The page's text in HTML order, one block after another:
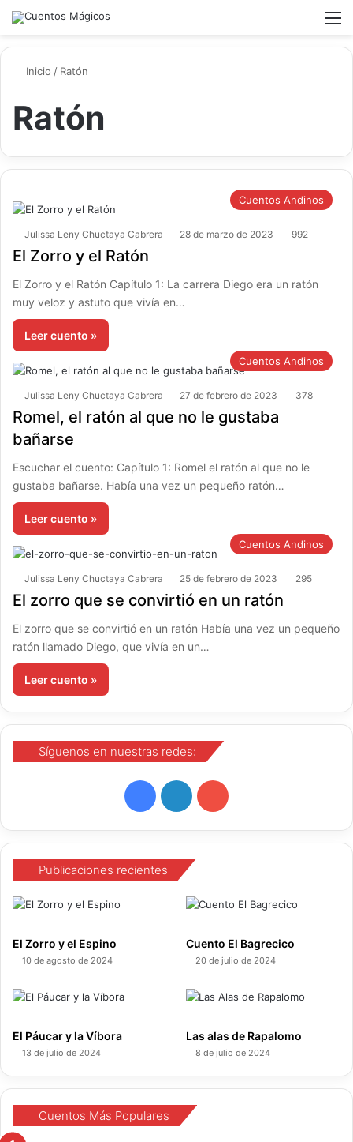
Switch skin
Inicio / Ratón
Ratón
Cuentos Andinos
Julissa Leny Chuctaya Cabrera 28 de marzo de 2023 992
El Zorro y el Ratón
El Zorro y el Ratón Capítulo 1: La carrera Diego era un ratón
muy veloz y astuto que vivía en…
Leer cuento »
Cuentos Andinos
Julissa Leny Chuctaya Cabrera 27 de febrero de 2023 378
Romel, el ratón al que no le gustaba
bañarse
Escuchar el cuento: Capítulo 1: Romel el ratón al que no le
gustaba bañarse. Había una vez un pequeño ratón…
Leer cuento »
Cuentos Andinos
Julissa Leny Chuctaya Cabrera 25 de febrero de 2023 295
El zorro que se convirtió en un ratón
El zorro que se convirtió en un ratón Había una vez un pequeño
ratón llamado Diego, que vivía en un…
Leer cuento »
Síguenos en nuestras redes:
F
a
c
L
i
n
d
I
Y
o
b
Publicaciones recientes
El Zorro y el Espino
10 de agosto de 2024
Cuento El Bagrecico
20 de julio de 2024
El Páucar y la Víbora
13 de julio de 2024
Las alas de Rapalomo
8 de julio de 2024
Cuentos Más Populares